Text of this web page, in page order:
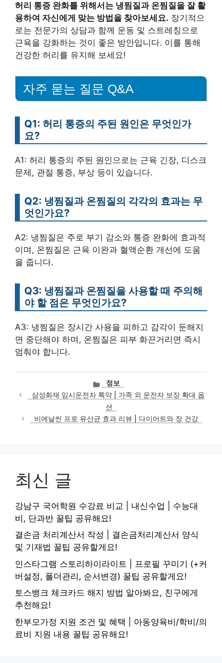
허리 통증 완화를 위해서는 냉찜질과 온찜질을 잘 활
용하여 자신에게 맞는 방법을 찾아보세요. 장기적으
로는 전문가의 상담과 함께 운동 및 스트레칭으로
근육을 강화하는 것이 좋은 방안입니다. 이를 통해
건강한 허리를 유지해 보세요!
자주 묻는 질문 Q&A
Q1: 허리 통증의 주된 원인은 무엇인가
요?
A1: 허리 통증의 주된 원인으로는 근육 긴장, 디스크
문제, 관절 통증, 부상 등이 있습니다.
Q2: 냉찜질과 온찜질의 각각의 효과는 무
엇인가요?
A2: 냉찜질은 주로 부기 감소와 통증 완화에 효과적
이며, 온찜질은 근육 이완과 혈액순환 개선에 도움
을 줍니다.
Q3: 냉찜질과 온찜질을 사용할 때 주의해
야 할 점은 무엇인가요?
A3: 냉찜질은 장시간 사용을 피하고 감각이 둔해지
면 중단해야 하며, 온찜질은 피부 화끈거리면 즉시
멈춰야 합니다.
카
테
고
리
정보
삼성화재 임시운전자 특약 | 가족 외 운전자 보장 확대 옵
션
비에날씬 프로 유산균 효과 리뷰 | 다이어트와 장 건강
최신 글
강남구 국어학원 수강료 비교 | 내신수업 | 수능대
비, 단과반 꿀팁 공유해요!
결손금 처리계산서 작성 | 결손금처리계산서 양식
및 기재법 꿀팁 공유할게요!
인스타그램 스토리하이라이트 | 프로필 꾸미기 (+커
버설정, 폴더관리, 순서변경) 꿀팁 공유할게요!
토스뱅크 체크카드 해지 방법 알아봐요, 친구에게
추천해요!
한부모가정 지원 조건 및 혜택 | 아동양육비/학비/의
료비 지원 내용 꿀팁 공유해요!